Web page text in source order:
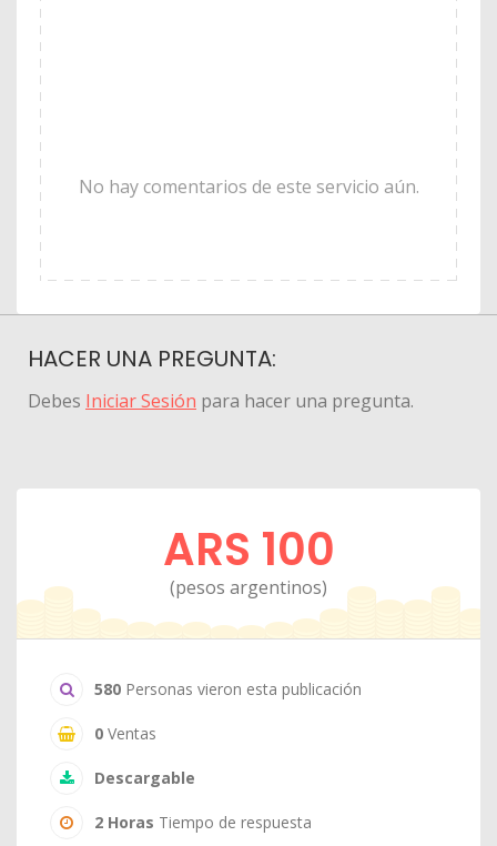
No hay comentarios de este servicio aún.
HACER UNA PREGUNTA:
Debes Iniciar Sesión para hacer una pregunta.
ARS 100
(pesos argentinos)
580 Personas vieron esta publicación
0 Ventas
Descargable
2 Horas Tiempo de respuesta